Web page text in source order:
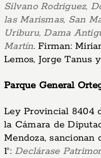
Silvano Rodriguez,
las Marismas, San
Uriburu, Dama
Martín. Firman:
Lemos, Jorge Tanus
Parque General
Ley Provincial 8404
la Cámara de
Mendoza,
1°: Declárase